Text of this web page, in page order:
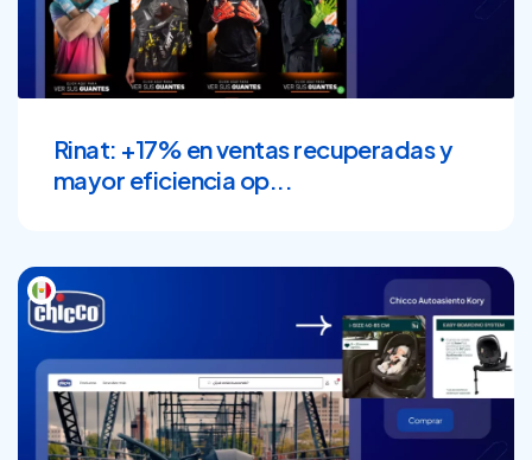
Rinat: +17% en ventas recuperadas y
mayor eficiencia op...